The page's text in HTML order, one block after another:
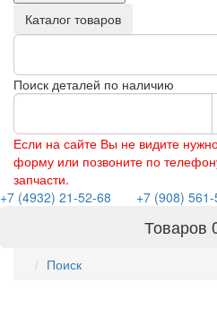
Каталог товаров
Поиск деталей по наличию
Если на сайте Вы не видите
форму или позвоните по
запчасти.
+7 (4932) 21-52-68
+7 (908) 561-
Товаров
Поиск